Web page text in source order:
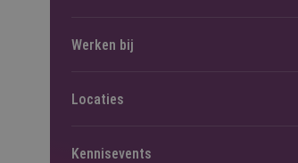
Werken bij
Locaties
Kennisevents